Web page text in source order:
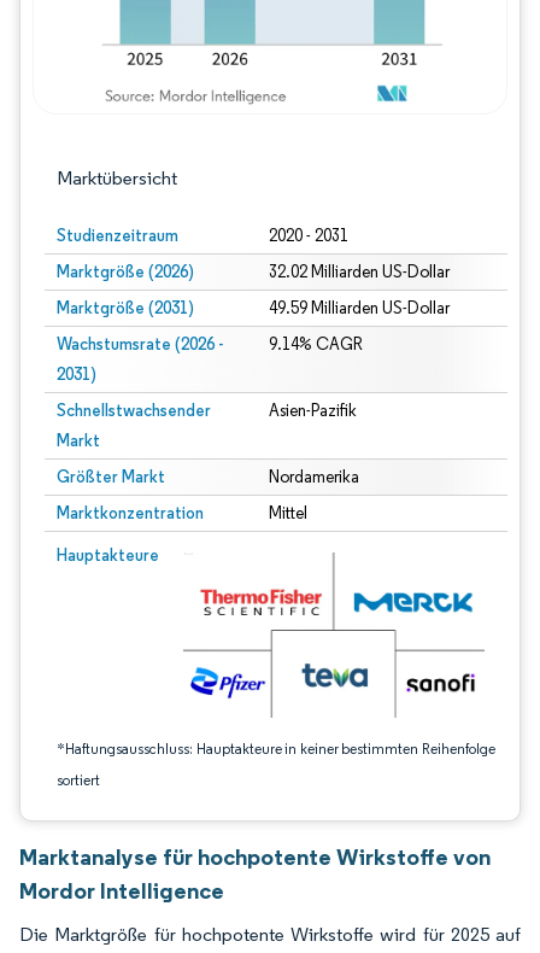
Marktübersicht
Studienzeitraum 2020 - 2031
Marktgröße (2026) 32.02 Milliarden US-Dollar
Marktgröße (2031) 49.59 Milliarden US-Dollar
Wachstumsrate (2026 -
2031)
9.14% CAGR
Schnellstwachsender
Markt
Asien-Pazifik
Größter Markt Nordamerika
Marktkonzentration Mittel
Hauptakteure
*Haftungsausschluss: Hauptakteure in keiner bestimmten Reihenfolge
sortiert
Bild © Mordor Intelligence. Wiederverwendung erfordert Namensnennung
Marktanalyse für hochpotente Wirkstoffe von
Mordor Intelligence
Die Marktgröße für hochpotente Wirkstoffe wird für 2025 auf